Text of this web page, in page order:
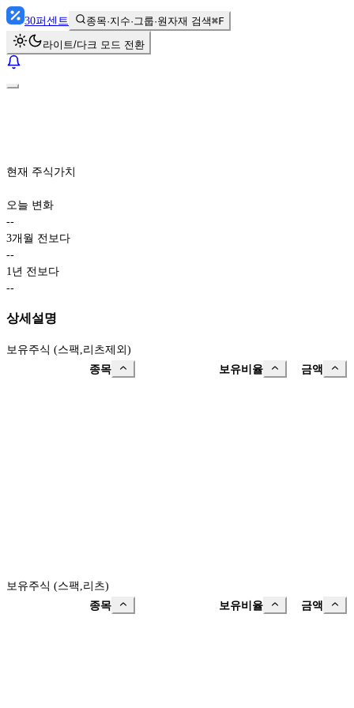
30퍼센트 종목·지수·그룹·원자재 검색⌘F
라이트/다크 모드 전환
현재 주식가치
오늘 변화
--
3개월 전보다
--
1년 전보다
--
상세설명
보유주식 (스팩,리츠제외)
종목
보유비율 금액
보유주식 (스팩,리츠)
종목
보유비율 금액